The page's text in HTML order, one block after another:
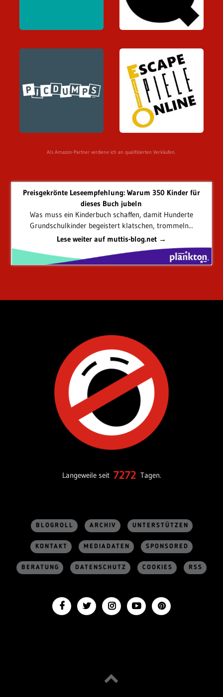
Als Amazon-Partner verdiene ich an qualifizierten Verkäufen.
Preisgekrönte Leseempfehlung: Warum 350 Kinder für
dieses Buch jubeln
Was muss ein Kinderbuch schaffen, damit Hunderte
Grundschulkinder begeistert klatschen, trommeln...
Lese weiter auf muttis-blog.net →
Langeweile seit 7272 Tagen.
BLOGROLL ARCHIV UNTERSTÜTZEN
KONTAKT MEDIADATEN SPONSORED
BERATUNG DATENSCHUTZ COOKIES RSS